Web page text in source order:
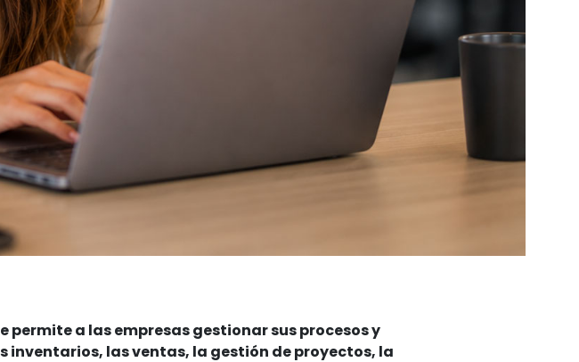
permite a las empresas gestionar sus procesos y
las ventas, la gestión de proyectos, la